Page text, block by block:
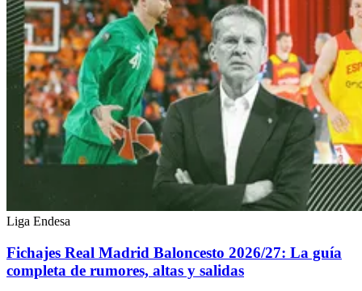
Liga Endesa
Fichajes Real Madrid Baloncesto 2026/27: La guía
completa de rumores, altas y salidas